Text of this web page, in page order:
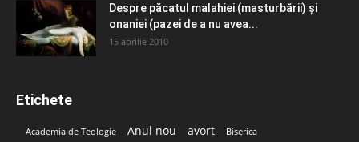
Despre păcatul malahiei (masturbării) şi
onaniei (pazei de a nu avea...
15 aprilie 2010
Etichete
Academia de Teologie Anul nou avort Biserica